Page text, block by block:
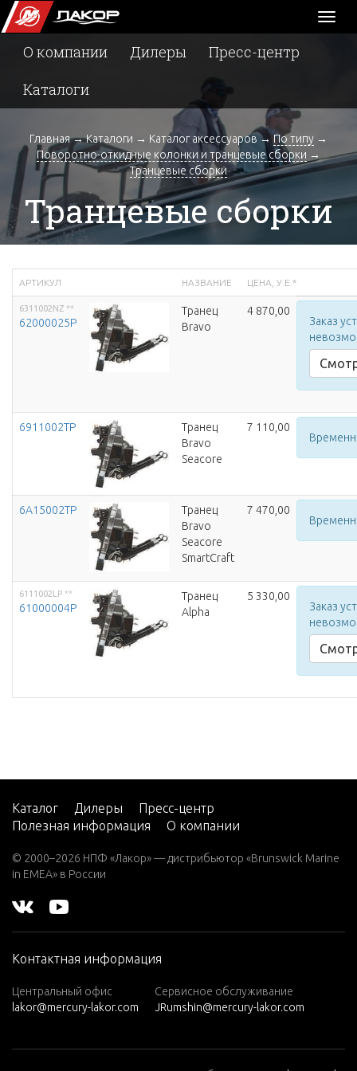
О компании Дилеры
Пресс-центр
Каталоги
Главная→Каталоги → Каталог аксессуаров →По типу →
Поворотно-откидные колонки и транцевые сборки →
Транцевые сборки
Транцевые сборки
АРТИКУЛ НАЗВАНИЕ ЦЕНА, У.Е.*
6311002NZ **
62000025P
Транец
Bravo
4 870,00
Заказ
6911002TP
Транец
Bravo
Seacore
7 110,00
6A15002TP
Транец
Bravo
Seacore
SmartCraft
7 470,00
6111002LP **
61000004P
Транец
Alpha
5 330,00
Заказ
Каталог Дилеры
Пресс-центр
Полезная информация
О компании
© 2000–2026 НПФ «Лакор» — дистрибьютор «Brunswick Marine
in EMEA» в России
Контактная информация
Центральный офис
lakor@mercury-lakor.com
Сервисное обслуживание
JRumshin@mercury-lakor.com